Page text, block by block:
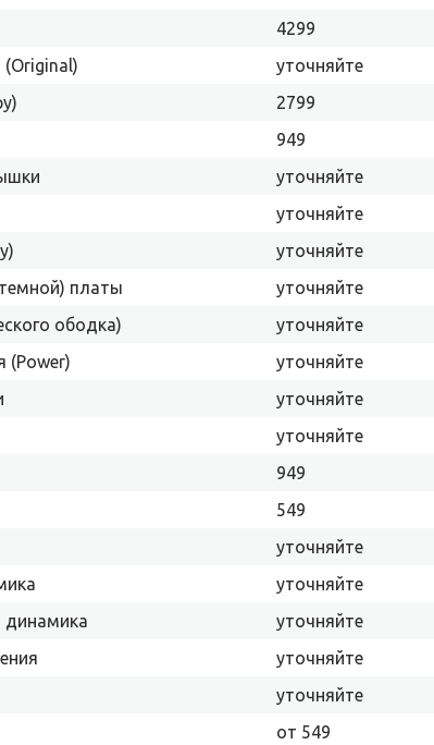
4299
уточняйте
2799
949
уточняйте
уточняйте
уточняйте
платы
уточняйте
ободка)
уточняйте
(Power)
уточняйте
уточняйте
уточняйте
949
549
уточняйте
уточняйте
динамика
уточняйте
уточняйте
уточняйте
от 549